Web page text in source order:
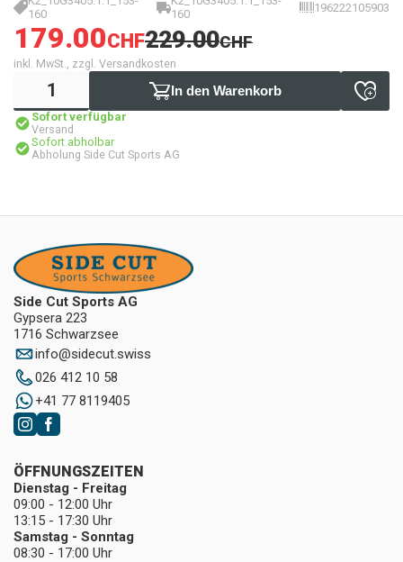
160
160
196222105903
179.00CHF229.00CHF
inkl. MwSt., zzgl. Versandkosten
In den Warenkorb
Sofort verfügbar
Versand
Sofort abholbar
Abholung Side Cut Sports AG
Side Cut Sports AG
Gypsera 223
1716 Schwarzsee
info@sidecut.swiss
026 412 10 58
+41 77 8119405
ÖFFNUNGSZEITEN
Dienstag - Freitag
09:00 - 12:00 Uhr
13:15 - 17:30 Uhr
Samstag - Sonntag
08:30 - 17:00 Uhr